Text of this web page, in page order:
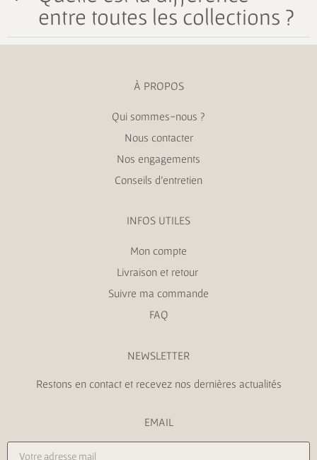
entre toutes les collections ?
À PROPOS
Qui sommes-nous ?
Nous contacter
Nos engagements
Conseils d’entretien
INFOS UTILES
Mon compte
Livraison et retour
Suivre ma commande
FAQ
NEWSLETTER
Restons en contact et recevez nos dernières actualités
EMAIL